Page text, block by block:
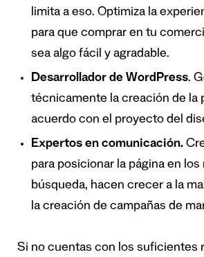
limita a eso. Optimiza la
para que comprar en tu
sea algo fácil y agradable.
Desarrollador de WordPress.
técnicamente la creación de la
acuerdo con el proyecto del
Expertos en comunicación.
para posicionar la página en
búsqueda, hacen crecer a la
la creación de campañas de
Si no cuentas con los suficientes